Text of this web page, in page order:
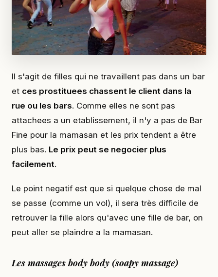
Il s'agit de filles qui ne travaillent pas dans un bar
et ces prostituees chassent le client dans la
rue ou les bars. Comme elles ne sont pas
attachees a un etablissement, il n'y a pas de Bar
Fine pour la mamasan et les prix tendent a être
plus bas. Le prix peut se negocier plus
facilement.
Le point negatif est que si quelque chose de mal
se passe (comme un vol), il sera très difficile de
retrouver la fille alors qu'avec une fille de bar, on
peut aller se plaindre a la mamasan.
Les massages body body (soapy massage)